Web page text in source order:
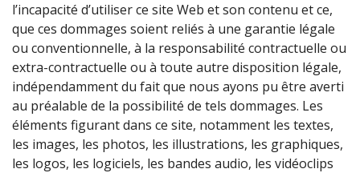
l’incapacité d’utiliser ce site Web et son contenu et ce,
que ces dommages soient reliés à une garantie légale
ou conventionnelle, à la responsabilité contractuelle ou
extra-contractuelle ou à toute autre disposition légale,
indépendamment du fait que nous ayons pu être averti
au préalable de la possibilité de tels dommages. Les
éléments figurant dans ce site, notamment les textes,
les images, les photos, les illustrations, les graphiques,
les logos, les logiciels, les bandes audio, les vidéoclips